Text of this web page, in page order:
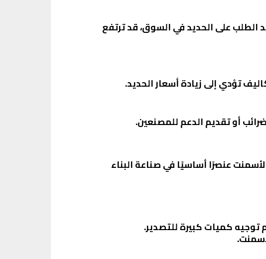
الطلب على الحديد في السوق، قد ترتفع
تؤدي إلى زيادة أسعار الحديد.
أو تقديم الدعم للمصنعين.
عنصرًا أساسيًا في صناعة البناء
توجيه كميات كبيرة للتصدير.